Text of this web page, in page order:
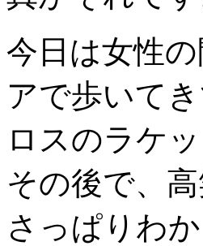
今日は女性
アで歩いて
ロスのラケ
その後で、
さっぱりわか